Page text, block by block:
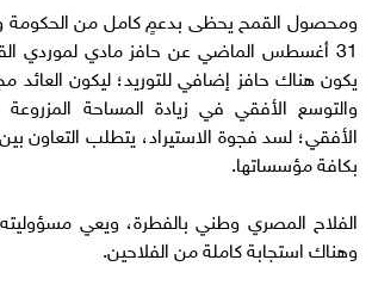
ومحصول القمح يحظى بدعمٍ كامل من الحكومة
31 أغسطس الماضي عن حافز مادي لموردي
يكون هناك حافز إضافي للتوريد؛ ليكون
والتوسع الأفقي في زيادة المساحة
الأفقي؛ لسد فجوة الاستيراد، يتطلب التعاون
بكافة مؤسساتها.
الفلاح المصري وطني بالفطرة، ويعي مسؤوليته
وهناك استجابة كاملة من الفلاحين.